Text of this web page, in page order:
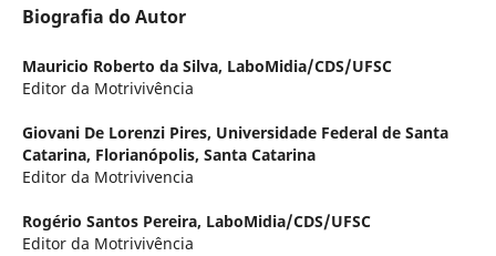
Biografia do Autor
Mauricio Roberto da Silva, LaboMidia/CDS/UFSC
Editor da Motrivivência
Giovani De Lorenzi Pires, Universidade Federal de Santa
Catarina, Florianópolis, Santa Catarina
Editor da Motrivivencia
Rogério Santos Pereira, LaboMidia/CDS/UFSC
Editor da Motrivivência